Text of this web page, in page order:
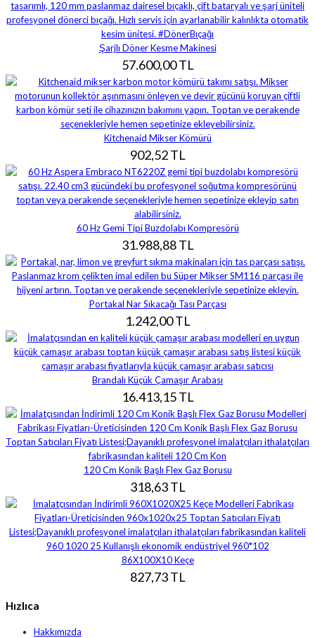
Şarjlı Döner Kesme Makinesi
57.600,00 TL
Kitchenaid Mikser Kömürü
902,52 TL
60 Hz Gemi Tipi Buzdolabı Kompresörü
31.988,88 TL
Portakal Nar Sıkacağı Tası Parçası
1.242,00 TL
Brandalı Küçük Çamaşır Arabası
16.413,15 TL
120 Cm Konik Başlı Flex Gaz Borusu
318,63 TL
86X100X10 Keçe
827,73 TL
Hızlıca
Hakkımızda